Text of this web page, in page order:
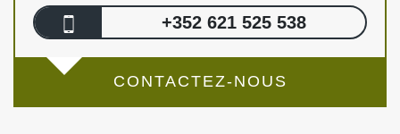
+352 621 525 538
CONTACTEZ-NOUS